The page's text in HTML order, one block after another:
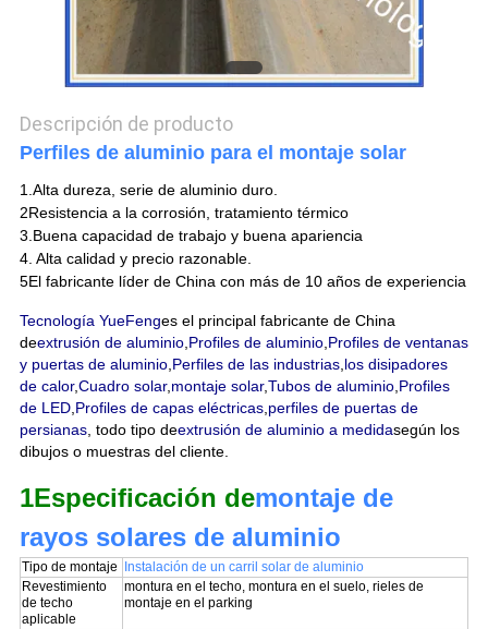
Descripción de producto
Perfiles de aluminio para el montaje solar
1.Alta dureza, serie de aluminio duro.
2Resistencia a la corrosión, tratamiento térmico
3.Buena capacidad de trabajo y buena apariencia
4. Alta calidad y precio razonable.
5El fabricante líder de China con más de 10 años de experiencia
Tecnología YueFenges el principal fabricante de China
deextrusión de aluminio,Profiles de aluminio,Profiles de ventanas
y puertas de aluminio,Perfiles de las industrias,los disipadores
de calor,Cuadro solar,montaje solar,Tubos de aluminio,Profiles
de LED,Profiles de capas eléctricas,perfiles de puertas de
persianas, todo tipo deextrusión de aluminio a medidasegún los
dibujos o muestras del cliente.
1Especificación demontaje de
rayos solares de aluminio
Tipo de montaje
Instalación de un carril solar de aluminio
Revestimiento
de techo
aplicable
montura en el techo, montura en el suelo, rieles de
montaje en el parking